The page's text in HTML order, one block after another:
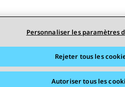
commerciales Accessibilité
Personnaliser les paramètres
Rejeter tous les
Autoriser tous les